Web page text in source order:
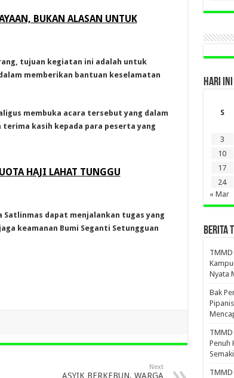
BUKAN ALASAN UNTUK
tujuan kegiatan ini adalah untuk
memberikan bantuan keselamatan
membuka acara tersebut yang dalam
terima kasih kepada para peserta yang
HAJI LAHAT TUNGGU
dapat menjalankan tugas yang
keamanan Bumi Seganti Setungguan
Next
ASYIK BERKEBUN, WARGA
LAMA
DI
HARI INI
S
3
10
17
24
« Mar
BERITA
Nyata
Bak
Penuh